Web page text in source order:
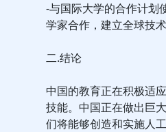
-与国际大学的合作计划
学家合作，建立全球技
二.结论
中国的教育正在积极适
技能。中国正在做出巨
们将能够创造和实施人